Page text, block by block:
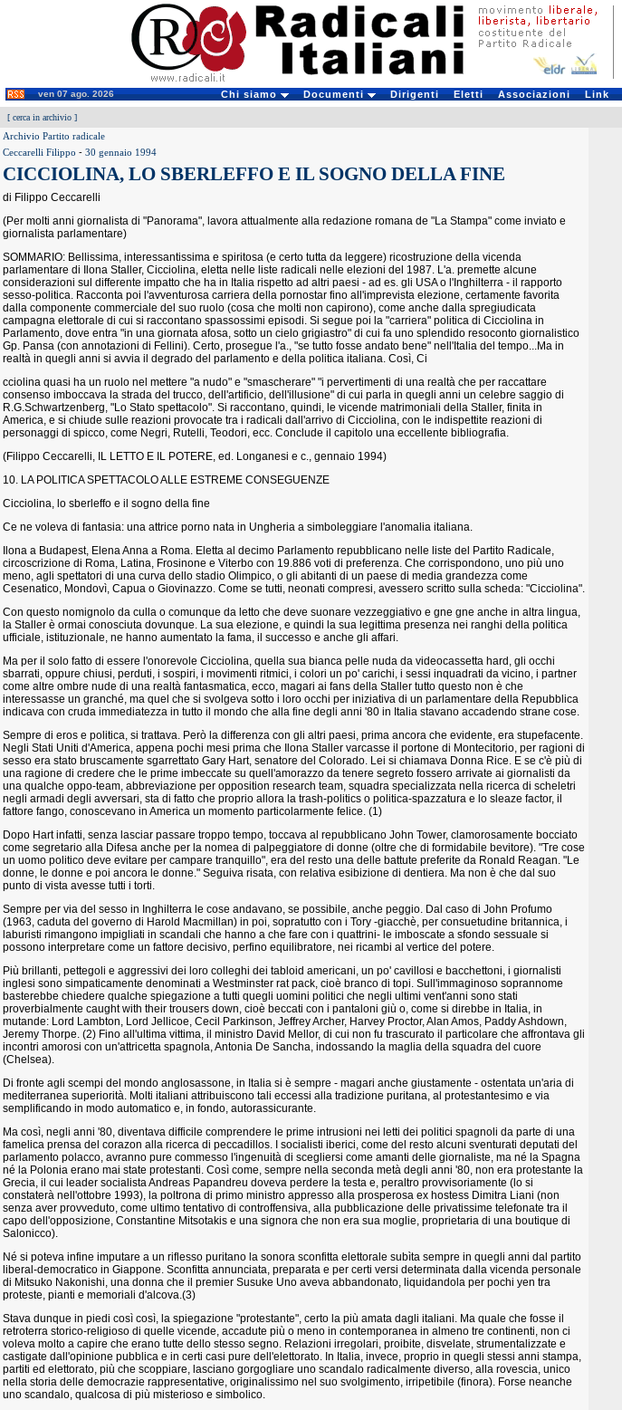
ven 07 ago. 2026 Chi siamo Documenti Dirigenti Eletti Associazioni Link
[ cerca in archivio ]
Archivio Partito radicale
Ceccarelli Filippo - 30 gennaio 1994
CICCIOLINA, LO SBERLEFFO E IL SOGNO DELLA FINE
di Filippo Ceccarelli
(Per molti anni giornalista di "Panorama", lavora attualmente alla redazione romana de "La Stampa" come inviato e
giornalista parlamentare)
SOMMARIO: Bellissima, interessantissima e spiritosa (e certo tutta da leggere) ricostruzione della vicenda
parlamentare di Ilona Staller, Cicciolina, eletta nelle liste radicali nelle elezioni del 1987. L'a. premette alcune
considerazioni sul differente impatto che ha in Italia rispetto ad altri paesi - ad es. gli USA o l'Inghilterra - il rapporto
sesso-politica. Racconta poi l'avventurosa carriera della pornostar fino all'imprevista elezione, certamente favorita
dalla componente commerciale del suo ruolo (cosa che molti non capirono), come anche dalla spregiudicata
campagna elettorale di cui si raccontano spassossimi episodi. Si segue poi la "carriera" politica di Cicciolina in
Parlamento, dove entra "in una giornata afosa, sotto un cielo grigiastro" di cui fa uno splendido resoconto giornalistico
Gp. Pansa (con annotazioni di Fellini). Certo, prosegue l'a., "se tutto fosse andato bene" nell'Italia del tempo...Ma in
realtà in quegli anni si avvia il degrado del parlamento e della politica italiana. Così, Ci
cciolina quasi ha un ruolo nel mettere "a nudo" e "smascherare" "i pervertimenti di una realtà che per raccattare
consenso imboccava la strada del trucco, dell'artificio, dell'illusione" di cui parla in quegli anni un celebre saggio di
R.G.Schwartzenberg, "Lo Stato spettacolo". Si raccontano, quindi, le vicende matrimoniali della Staller, finita in
America, e si chiude sulle reazioni provocate tra i radicali dall'arrivo di Cicciolina, con le indispettite reazioni di
personaggi di spicco, come Negri, Rutelli, Teodori, ecc. Conclude il capitolo una eccellente bibliografia.
(Filippo Ceccarelli, IL LETTO E IL POTERE, ed. Longanesi e c., gennaio 1994)
10. LA POLITICA SPETTACOLO ALLE ESTREME CONSEGUENZE
Cicciolina, lo sberleffo e il sogno della fine
Ce ne voleva di fantasia: una attrice porno nata in Ungheria a simboleggiare l'anomalia italiana.
Ilona a Budapest, Elena Anna a Roma. Eletta al decimo Parlamento repubblicano nelle liste del Partito Radicale,
circoscrizione di Roma, Latina, Frosinone e Viterbo con 19.886 voti di preferenza. Che corrispondono, uno più uno
meno, agli spettatori di una curva dello stadio Olimpico, o gli abitanti di un paese di media grandezza come
Cesenatico, Mondovì, Capua o Giovinazzo. Come se tutti, neonati compresi, avessero scritto sulla scheda: "Cicciolina".
Con questo nomignolo da culla o comunque da letto che deve suonare vezzeggiativo e gne gne anche in altra lingua,
la Staller è ormai conosciuta dovunque. La sua elezione, e quindi la sua legittima presenza nei ranghi della politica
ufficiale, istituzionale, ne hanno aumentato la fama, il successo e anche gli affari.
Ma per il solo fatto di essere l'onorevole Cicciolina, quella sua bianca pelle nuda da videocassetta hard, gli occhi
sbarrati, oppure chiusi, perduti, i sospiri, i movimenti ritmici, i colori un po' carichi, i sessi inquadrati da vicino, i partner
come altre ombre nude di una realtà fantasmatica, ecco, magari ai fans della Staller tutto questo non è che
interessasse un granché, ma quel che si svolgeva sotto i loro occhi per iniziativa di un parlamentare della Repubblica
indicava con cruda immediatezza in tutto il mondo che alla fine degli anni '80 in Italia stavano accadendo strane cose.
Sempre di eros e politica, si trattava. Però la differenza con gli altri paesi, prima ancora che evidente, era stupefacente.
Negli Stati Uniti d'America, appena pochi mesi prima che Ilona Staller varcasse il portone di Montecitorio, per ragioni di
sesso era stato bruscamente sgarrettato Gary Hart, senatore del Colorado. Lei si chiamava Donna Rice. E se c'è più di
una ragione di credere che le prime imbeccate su quell'amorazzo da tenere segreto fossero arrivate ai giornalisti da
una qualche oppo-team, abbreviazione per opposition research team, squadra specializzata nella ricerca di scheletri
negli armadi degli avversari, sta di fatto che proprio allora la trash-politics o politica-spazzatura e lo sleaze factor, il
fattore fango, conoscevano in America un momento particolarmente felice. (1)
Dopo Hart infatti, senza lasciar passare troppo tempo, toccava al repubblicano John Tower, clamorosamente bocciato
come segretario alla Difesa anche per la nomea di palpeggiatore di donne (oltre che di formidabile bevitore). "Tre cose
un uomo politico deve evitare per campare tranquillo", era del resto una delle battute preferite da Ronald Reagan. "Le
donne, le donne e poi ancora le donne." Seguiva risata, con relativa esibizione di dentiera. Ma non è che dal suo
punto di vista avesse tutti i torti.
Sempre per via del sesso in Inghilterra le cose andavano, se possibile, anche peggio. Dal caso di John Profumo
(1963, caduta del governo di Harold Macmillan) in poi, sopratutto con i Tory -giacchè, per consuetudine britannica, i
laburisti rimangono impigliati in scandali che hanno a che fare con i quattrini- le imboscate a sfondo sessuale si
possono interpretare come un fattore decisivo, perfino equilibratore, nei ricambi al vertice del potere.
Più brillanti, pettegoli e aggressivi dei loro colleghi dei tabloid americani, un po' cavillosi e bacchettoni, i giornalisti
inglesi sono simpaticamente denominati a Westminster rat pack, cioè branco di topi. Sull'immaginoso soprannome
basterebbe chiedere qualche spiegazione a tutti quegli uomini politici che negli ultimi vent'anni sono stati
proverbialmente caught with their trousers down, cioè beccati con i pantaloni giù o, come si direbbe in Italia, in
mutande: Lord Lambton, Lord Jellicoe, Cecil Parkinson, Jeffrey Archer, Harvey Proctor, Alan Amos, Paddy Ashdown,
Jeremy Thorpe. (2) Fino all'ultima vittima, il ministro David Mellor, di cui non fu trascurato il particolare che affrontava gli
incontri amorosi con un'attricetta spagnola, Antonia De Sancha, indossando la maglia della squadra del cuore
(Chelsea).
Di fronte agli scempi del mondo anglosassone, in Italia si è sempre - magari anche giustamente - ostentata un'aria di
mediterranea superiorità. Molti italiani attribuiscono tali eccessi alla tradizione puritana, al protestantesimo e via
semplificando in modo automatico e, in fondo, autorassicurante.
Ma così, negli anni '80, diventava difficile comprendere le prime intrusioni nei letti dei politici spagnoli da parte di una
famelica prensa del corazon alla ricerca di peccadillos. I socialisti iberici, come del resto alcuni sventurati deputati del
parlamento polacco, avranno pure commesso l'ingenuità di scegliersi come amanti delle giornaliste, ma né la Spagna
né la Polonia erano mai state protestanti. Così come, sempre nella seconda metà degli anni '80, non era protestante la
Grecia, il cui leader socialista Andreas Papandreu doveva perdere la testa e, peraltro provvisoriamente (lo si
constaterà nell'ottobre 1993), la poltrona di primo ministro appresso alla prosperosa ex hostess Dimitra Liani (non
senza aver provveduto, come ultimo tentativo di controffensiva, alla pubblicazione delle privatissime telefonate tra il
capo dell'opposizione, Constantine Mitsotakis e una signora che non era sua moglie, proprietaria di una boutique di
Salonicco).
Né si poteva infine imputare a un riflesso puritano la sonora sconfitta elettorale subìta sempre in quegli anni dal partito
liberal-democratico in Giappone. Sconfitta annunciata, preparata e per certi versi determinata dalla vicenda personale
di Mitsuko Nakonishi, una donna che il premier Susuke Uno aveva abbandonato, liquidandola per pochi yen tra
proteste, pianti e memoriali d'alcova.(3)
Stava dunque in piedi così così, la spiegazione "protestante", certo la più amata dagli italiani. Ma quale che fosse il
retroterra storico-religioso di quelle vicende, accadute più o meno in contemporanea in almeno tre continenti, non ci
voleva molto a capire che erano tutte dello stesso segno. Relazioni irregolari, proibite, disvelate, strumentalizzate e
castigate dall'opinione pubblica e in certi casi pure dell'elettorato. In Italia, invece, proprio in quegli stessi anni stampa,
partiti ed elettorato, più che scoppiare, lasciano gorgogliare uno scandalo radicalmente diverso, alla rovescia, unico
nella storia delle democrazie rappresentative, originalissimo nel suo svolgimento, irripetibile (finora). Forse neanche
uno scandalo, qualcosa di più misterioso e simbolico.